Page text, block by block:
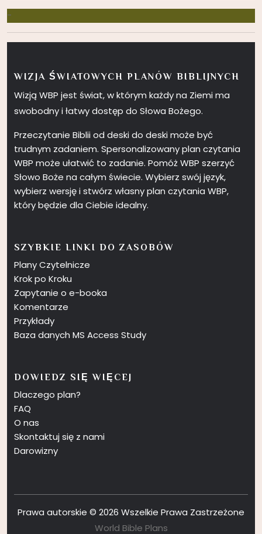
-
WIZJA ŚWIATOWYCH PLANÓW BIBLIJNYCH
Wizją WBP jest świat, w którym każdy na Ziemi ma
swobodny i łatwy dostęp do Słowa Bożego.
Przeczytanie Biblii od deski do deski może być
trudnym zadaniem. Spersonalizowany plan czytania
WBP może ułatwić to zadanie. Pomóż WBP szerzyć
Słowo Boże na całym świecie. Wybierz swój język,
wybierz wersję i stwórz własny plan czytania WBP,
który będzie dla Ciebie idealny.
SZYBKIE LINKI DO ZASOBÓW
Plany Czytelnicze
Krok po Kroku
Zapytanie o e-booka
Komentarze
Przykłady
Baza danych MS Access Study
DOWIEDZ SIĘ WIĘCEJ
Dlaczego plan?
FAQ
O nas
Skontaktuj się z nami
Darowizny
Prawa autorskie © 2026 Wszelkie Prawa Zastrzeżone
World Bible Plans